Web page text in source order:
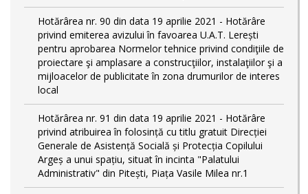
Hotărârea nr. 90 din data 19 aprilie 2021 - Hotărâre
privind emiterea avizului în favoarea U.A.T. Lerești
pentru aprobarea Normelor tehnice privind condiţiile de
proiectare şi amplasare a construcţiilor, instalaţiilor şi a
mijloacelor de publicitate în zona drumurilor de interes
local
Hotărârea nr. 91 din data 19 aprilie 2021 - Hotărâre
privind atribuirea în folosință cu titlu gratuit Direcției
Generale de Asistență Socială și Protecția Copilului
Argeș a unui spațiu, situat în incinta "Palatului
Administrativ" din Pitești, Piața Vasile Milea nr.1